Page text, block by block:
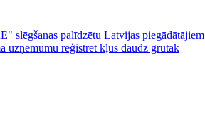
slēgšanas palīdzētu Latvijas piegādātājiem
uzņēmumu reģistrēt kļūs daudz grūtāk